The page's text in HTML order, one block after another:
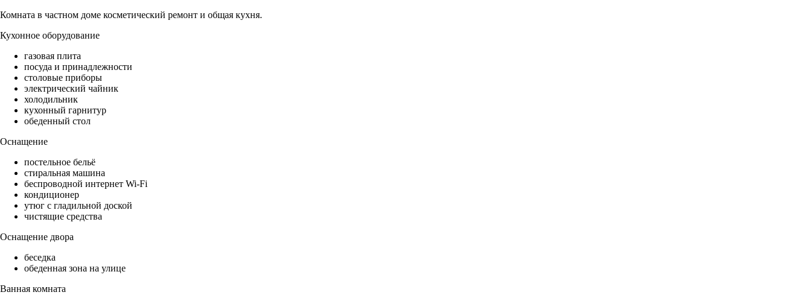
Комната в частном доме косметический ремонт и общая кухня.
Кухонное оборудование
газовая плита
посуда и принадлежности
столовые приборы
электрический чайник
холодильник
кухонный гарнитур
обеденный стол
Оснащение
постельное бельё
стиральная машина
беспроводной интернет Wi-Fi
кондиционер
утюг с гладильной доской
чистящие средства
Оснащение двора
беседка
обеденная зона на улице
Ванная комната